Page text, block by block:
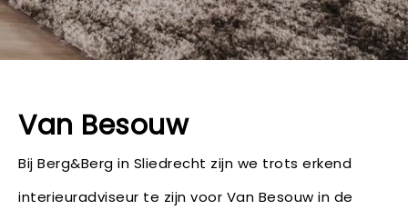
Van Besouw
Bij Berg&Berg in Sliedrecht zijn we trots erkend
interieuradviseur te zijn voor Van Besouw in de